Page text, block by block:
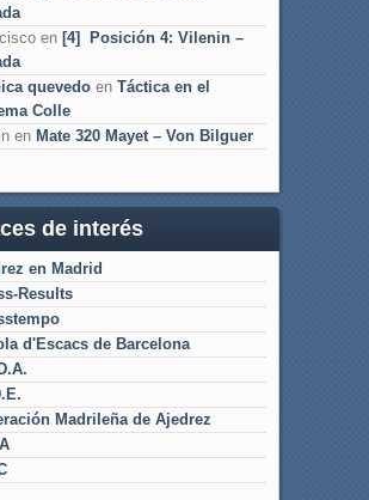
en [4] Posición 4: Vilenin –
quevedoen Táctica en el
Colle
en Mate 320 Mayet – Von Bilguer
de interés
en Madrid
Results
d'Escacs de Barcelona
Madrileña de Ajedrez